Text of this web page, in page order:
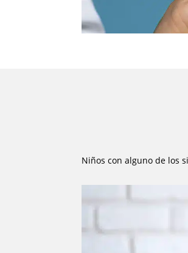
Niños con alguno de los